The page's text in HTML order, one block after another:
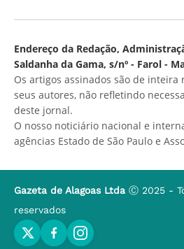
Endereço da Redação,
Saldanha da Gama, s/nº - Farol -
Os artigos assinados são de inteira
seus autores, não refletindo
deste jornal.
O nosso noticiário nacional e
agências Estado de São Paulo e
Gazeta de Alagoas Ltda Ⓒ 2025 -
reservados